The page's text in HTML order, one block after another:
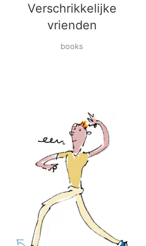
Verschrikkelijke
vrienden
books